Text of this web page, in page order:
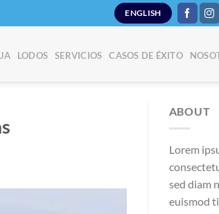
ENGLISH
LODOS SERVICIOS CASOS DE ÉXITO
ABOUT
Lorem
sed diam
euismod